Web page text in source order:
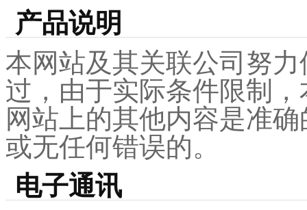
产品说明
本网站及其关联公司努
过，由于实际条件限制
网站上的其他内容是准
或无任何错误的。
电子通讯